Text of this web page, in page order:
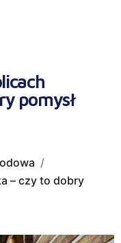
pomysł
– czy to dobry